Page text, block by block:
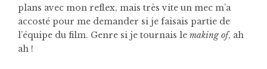
plans avec mon reflex, mais très vite un mec m’a
accosté pour me demander si je faisais partie de
l’équipe du film. Genre si je tournais le making of, ah
ah !